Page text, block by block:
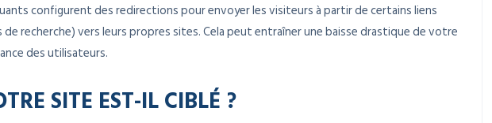
configurent des redirections pour envoyer les visiteurs à partir de certains liens
recherche) vers leurs propres sites. Cela peut entraîner une baisse drastique de votre
des utilisateurs.
SITE EST-IL CIBLÉ ?